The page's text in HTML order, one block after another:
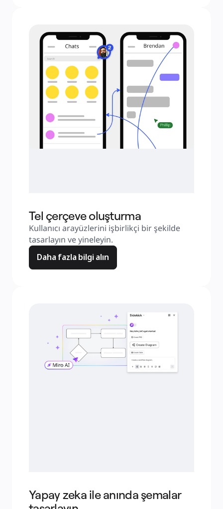
Tel çerçeve oluşturma
Kullanıcı arayüzlerini işbirlikçi bir şekilde
tasarlayın ve yineleyin.
Daha fazla bilgi alın
Yapay zeka ile anında şemalar